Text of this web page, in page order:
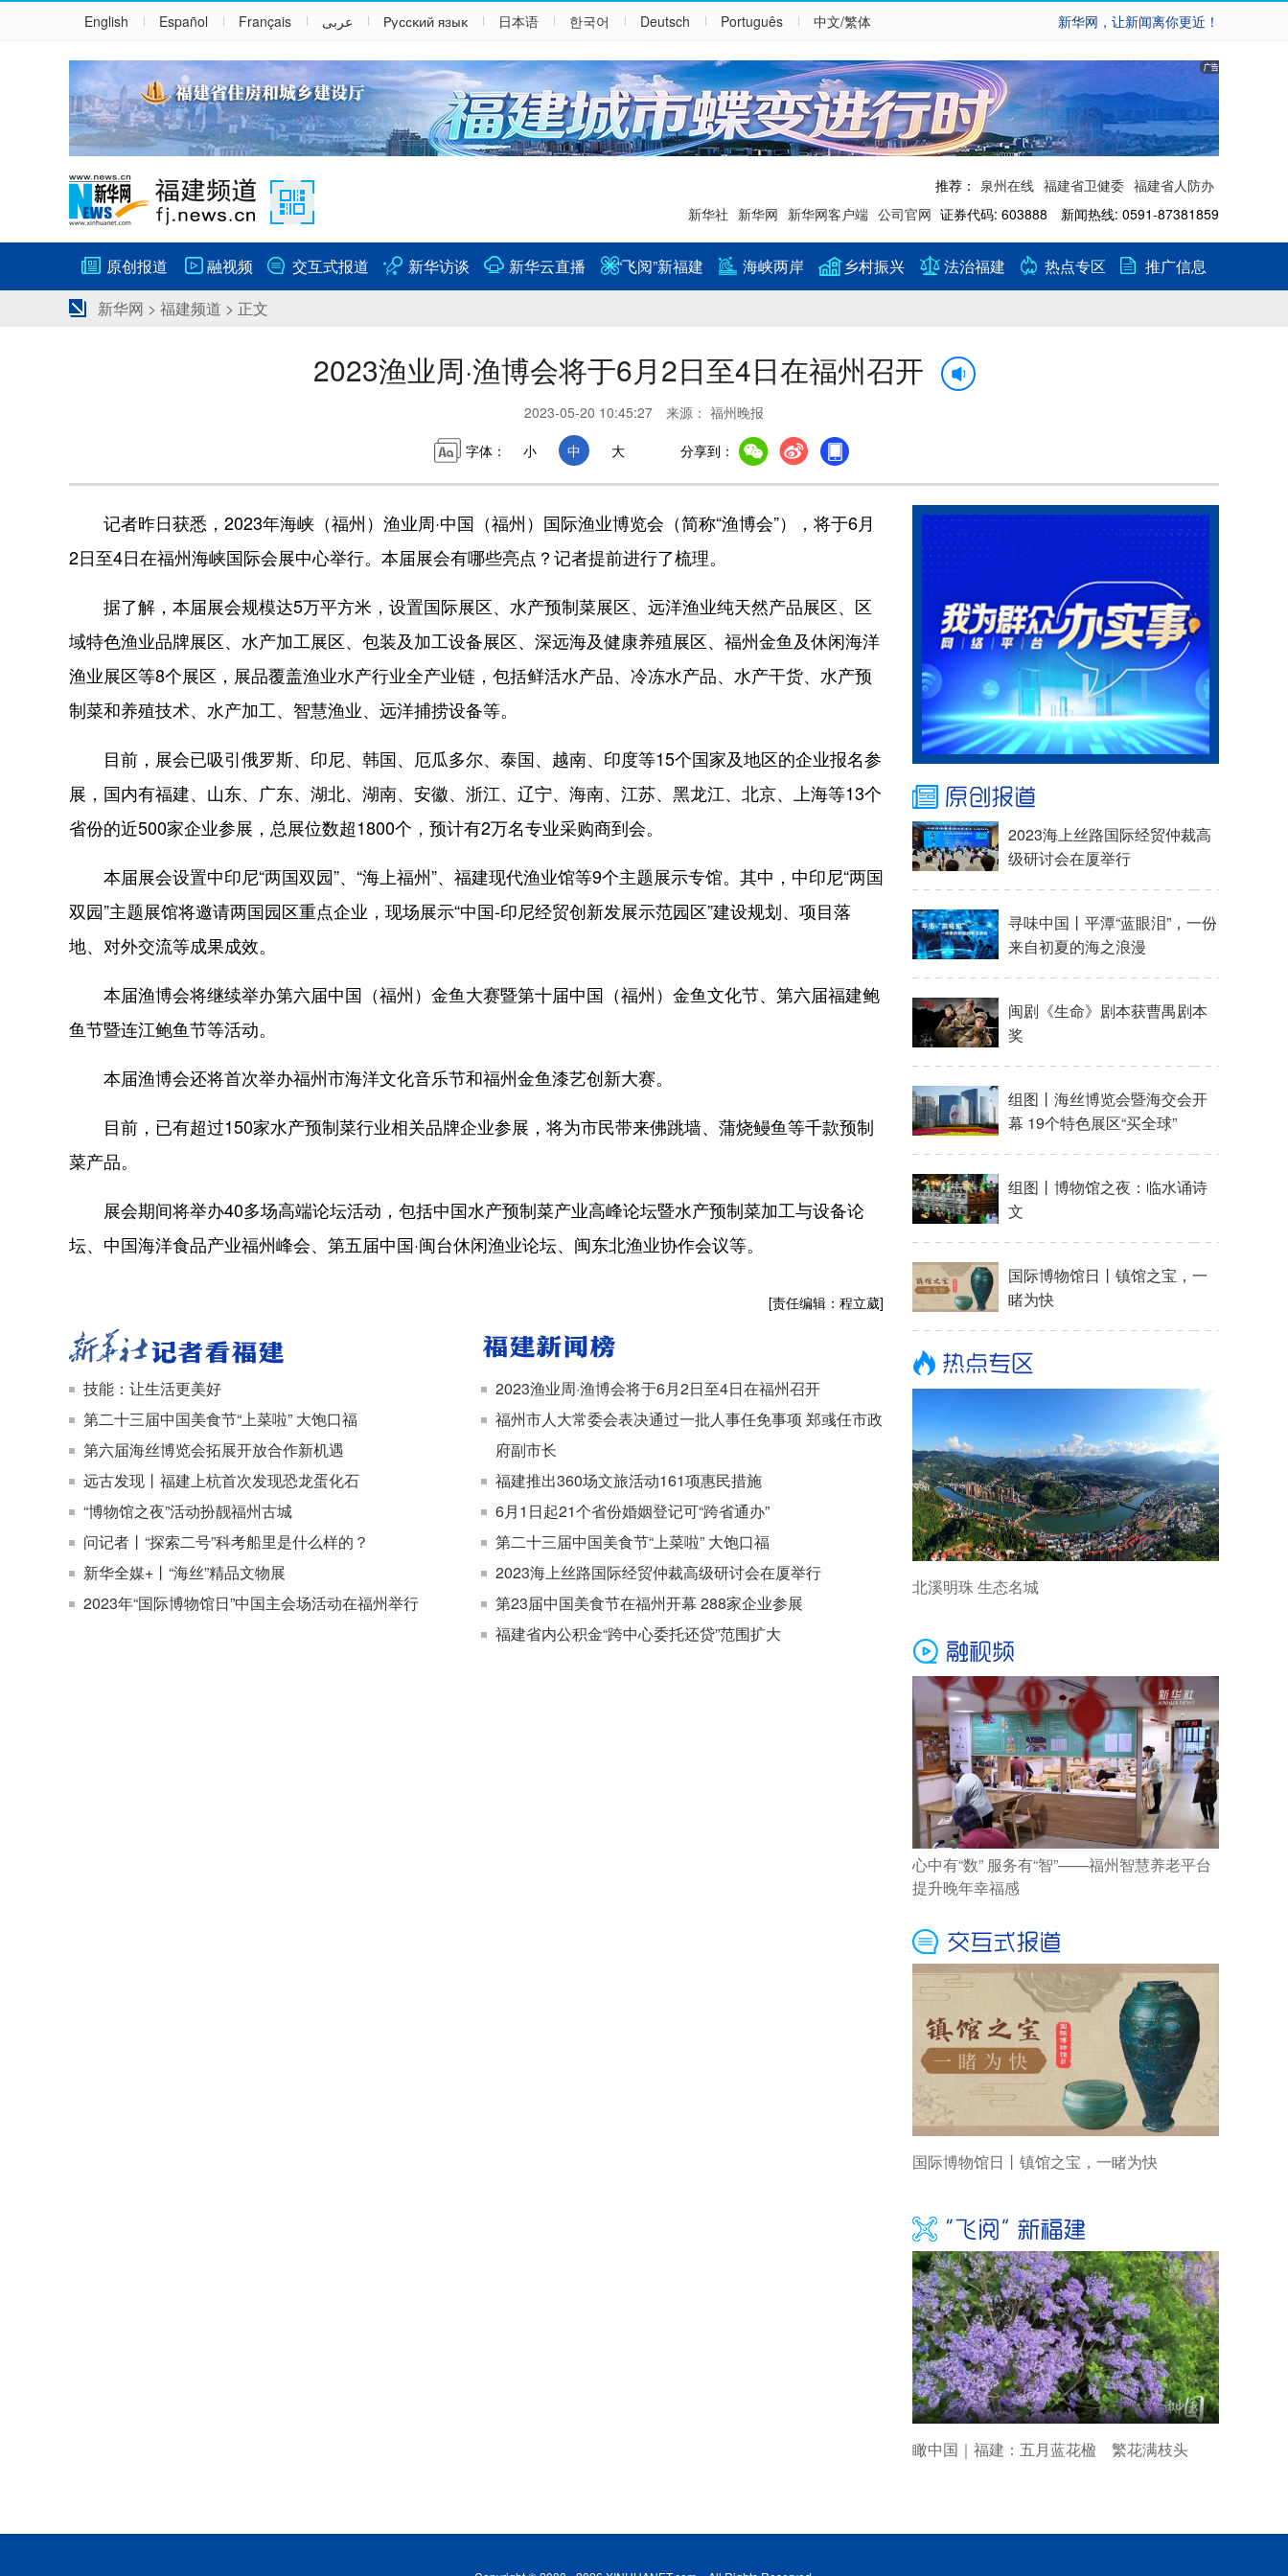
English Español Français عربى Русский язык 日本语 한국어 Deutsch Português 中文/繁体 新华网，让新闻离你更近！
推荐： 泉州在线 福建省卫健委 福建省人防办
新华社 新华网 新华网客户端 公司官网 证券代码: 603888 新闻热线: 0591-87381859
原创报道 融视频 交互式报道 新华访谈 新华云直播 “飞阅”新福建 海峡两岸 乡村振兴 法治福建 热点专区
推广信息
新华网 > 福建频道 > 正文
2023渔业周·渔博会将于6月2日至4日在福州召开
2023-05-20 10:45:27 来源： 福州晚报
字体：
小 中 大 分享到：
记者昨日获悉，2023年海峡（福州）渔业周·中国（福州）国际渔业博览会（简称“渔博会”），将于6月
2日至4日在福州海峡国际会展中心举行。本届展会有哪些亮点？记者提前进行了梳理。
据了解，本届展会规模达5万平方米，设置国际展区、水产预制菜展区、远洋渔业纯天然产品展区、区
域特色渔业品牌展区、水产加工展区、包装及加工设备展区、深远海及健康养殖展区、福州金鱼及休闲海洋
渔业展区等8个展区，展品覆盖渔业水产行业全产业链，包括鲜活水产品、冷冻水产品、水产干货、水产预
制菜和养殖技术、水产加工、智慧渔业、远洋捕捞设备等。
目前，展会已吸引俄罗斯、印尼、韩国、厄瓜多尔、泰国、越南、印度等15个国家及地区的企业报名参
展，国内有福建、山东、广东、湖北、湖南、安徽、浙江、辽宁、海南、江苏、黑龙江、北京、上海等13个
省份的近500家企业参展，总展位数超1800个，预计有2万名专业采购商到会。
本届展会设置中印尼“两国双园”、“海上福州”、福建现代渔业馆等9个主题展示专馆。其中，中印尼“两国
双园”主题展馆将邀请两国园区重点企业，现场展示“中国-印尼经贸创新发展示范园区”建设规划、项目落
地、对外交流等成果成效。
本届渔博会将继续举办第六届中国（福州）金鱼大赛暨第十届中国（福州）金鱼文化节、第六届福建鲍
鱼节暨连江鲍鱼节等活动。
本届渔博会还将首次举办福州市海洋文化音乐节和福州金鱼漆艺创新大赛。
目前，已有超过150家水产预制菜行业相关品牌企业参展，将为市民带来佛跳墙、蒲烧鳗鱼等千款预制
菜产品。
展会期间将举办40多场高端论坛活动，包括中国水产预制菜产业高峰论坛暨水产预制菜加工与设备论
坛、中国海洋食品产业福州峰会、第五届中国·闽台休闲渔业论坛、闽东北渔业协作会议等。
[责任编辑：程立葳]
技能：让生活更美好
第二十三届中国美食节“上菜啦” 大饱口福
第六届海丝博览会拓展开放合作新机遇
远古发现丨福建上杭首次发现恐龙蛋化石
“博物馆之夜”活动扮靓福州古城
问记者丨“探索二号”科考船里是什么样的？
新华全媒+丨“海丝”精品文物展
2023年“国际博物馆日”中国主会场活动在福州举行
2023渔业周·渔博会将于6月2日至4日在福州召开
福州市人大常委会表决通过一批人事任免事项 郑彧任市政
府副市长
福建推出360场文旅活动161项惠民措施
6月1日起21个省份婚姻登记可“跨省通办”
第二十三届中国美食节“上菜啦” 大饱口福
2023海上丝路国际经贸仲裁高级研讨会在厦举行
第23届中国美食节在福州开幕 288家企业参展
福建省内公积金“跨中心委托还贷”范围扩大
2023海上丝路国际经贸仲裁高
级研讨会在厦举行
寻味中国丨平潭“蓝眼泪”，一份
来自初夏的海之浪漫
闽剧《生命》剧本获曹禺剧本
奖
组图丨海丝博览会暨海交会开
幕 19个特色展区“买全球”
组图丨博物馆之夜：临水诵诗
文
国际博物馆日丨镇馆之宝，一
睹为快
北溪明珠 生态名城
心中有“数” 服务有“智”——福州智慧养老平台
提升晚年幸福感
国际博物馆日丨镇馆之宝，一睹为快
瞰中国｜福建：五月蓝花楹 繁花满枝头